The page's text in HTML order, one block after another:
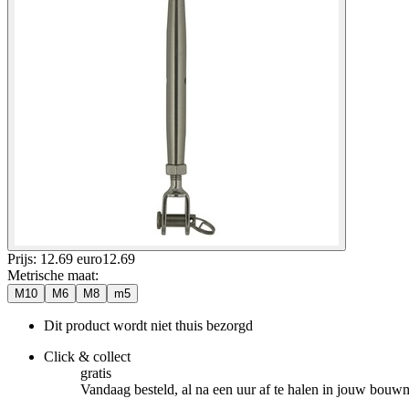
Prijs: 12.69 euro12.69
Metrische maat:
M10 M6 M8 m5
Dit product wordt niet thuis bezorgd
Click & collect
gratis
Vandaag besteld, al na een uur af te halen in jouw